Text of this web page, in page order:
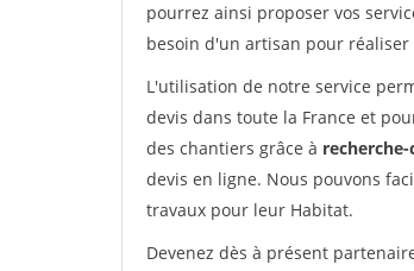
pourrez ainsi proposer vos
besoin d'un artisan pour réaliser
L'utilisation de notre service
devis dans toute la France et
des chantiers grâce à
devis en ligne. Nous pouvons
travaux pour leur Habitat.
Devenez dès à présent